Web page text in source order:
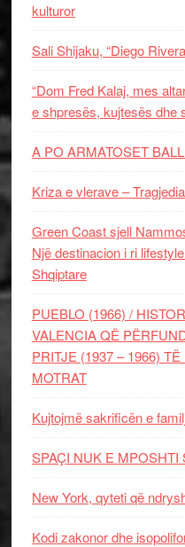
kulturor
Sali Shijaku, “Diego
“Dom Fred Kalaj, mes
e shpresës, kujtesës dhe
A PO ARMATOSET
Kriza e vlerave –
Green Coast sjell
Një destinacion i ri
Shqiptare
PUEBLO (1966) /
VALENCIA QË
PRITJE (1937 – 1966)
MOTRAT
Kujtojmë sakrificën e
SPAÇI NUK E MPOSHTI
New York, qyteti që
Kodi zakonor dhe